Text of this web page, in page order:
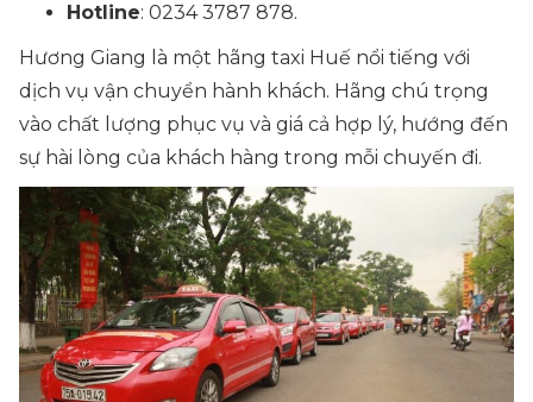
Hotline: 0234 3787 878.
Hương Giang là một hãng taxi Huế nổi tiếng với
dịch vụ vận chuyển hành khách. Hãng chú trọng
vào chất lượng phục vụ và giá cả hợp lý, hướng đến
sự hài lòng của khách hàng trong mỗi chuyến đi.